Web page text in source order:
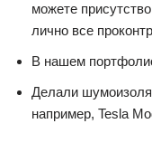
можете
лично все
В нашем
Делали
например, Tesla